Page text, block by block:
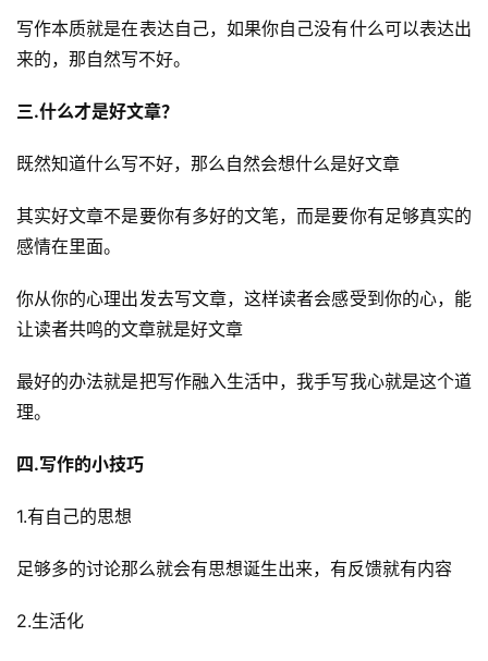
开
眼
案
例
坑
指
运
百
科
创
资
会
登录 注册
写作本质就是在表达自己，如果你自己没有什么可以表达出
来的，那自然写不好。
三.什么才是好文章？
既然知道什么写不好，那么自然会想什么是好文章
其实好文章不是要你有多好的文笔，而是要你有足够真实的
感情在里面。
你从你的心理出发去写文章，这样读者会感受到你的心，能
让读者共鸣的文章就是好文章
最好的办法就是把写作融入生活中，我手写我心就是这个道
理。
四.写作的小技巧
1.有自己的思想
足够多的讨论那么就会有思想诞生出来，有反馈就有内容
2.生活化